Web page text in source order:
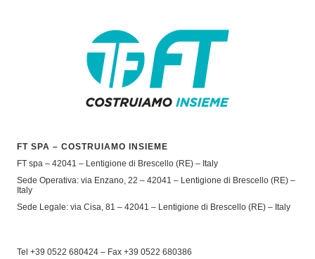
FT SPA – COSTRUIAMO INSIEME
FT spa – 42041 – Lentigione di Brescello (RE) – Italy
Sede Operativa: via Enzano, 22 – 42041 – Lentigione di Brescello (RE) –
Italy
Sede Legale: via Cisa, 81 – 42041 – Lentigione di Brescello (RE) – Italy
Tel +39 0522 680424 – Fax +39 0522 680386